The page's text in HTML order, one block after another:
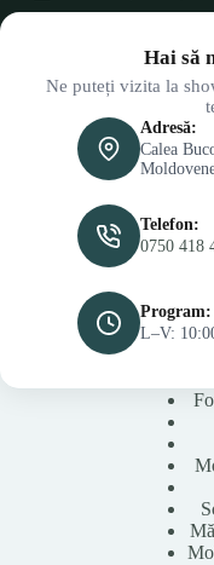
Hai să
Ne puteți vizita la
Adresă:
Calea
Telefon:
0750 418
Program:
L–V: